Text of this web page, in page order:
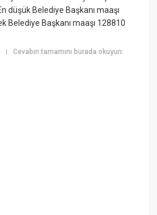
düşük Belediye Başkanı maaşı
Belediye Başkanı maaşı 128810
|Cevabın tamamını burada okuyun: